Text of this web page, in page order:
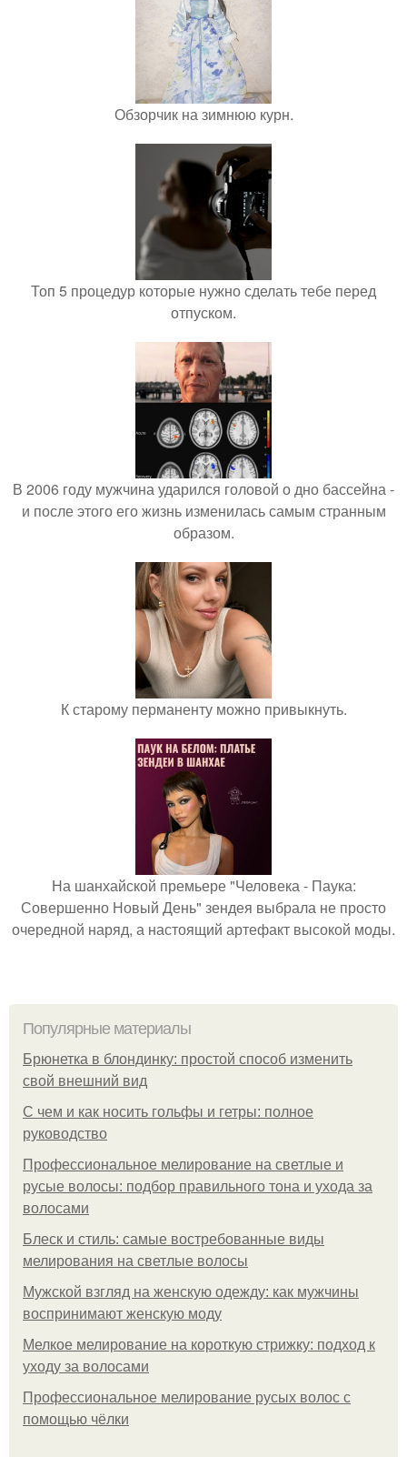
Обзорчик на зимнюю курн.
Топ 5 процедур которые нужно сделать тебе перед
отпуском.
В 2006 году мужчина ударился головой о дно бассейна -
и после этого его жизнь изменилась самым странным
образом.
К старому перманенту можно привыкнуть.
На шанхайской премьере "Человека - Паука:
Совершенно Новый День" зендея выбрала не просто
очередной наряд, а настоящий артефакт высокой моды.
Популярные материалы
Брюнетка в блондинку: простой способ изменить
свой внешний вид
С чем и как носить гольфы и гетры: полное
руководство
Профессиональное мелирование на светлые и
русые волосы: подбор правильного тона и ухода за
волосами
Блеск и стиль: самые востребованные виды
мелирования на светлые волосы
Мужской взгляд на женскую одежду: как мужчины
воспринимают женскую моду
Мелкое мелирование на короткую стрижку: подход к
уходу за волосами
Профессиональное мелирование русых волос с
помощью чёлки